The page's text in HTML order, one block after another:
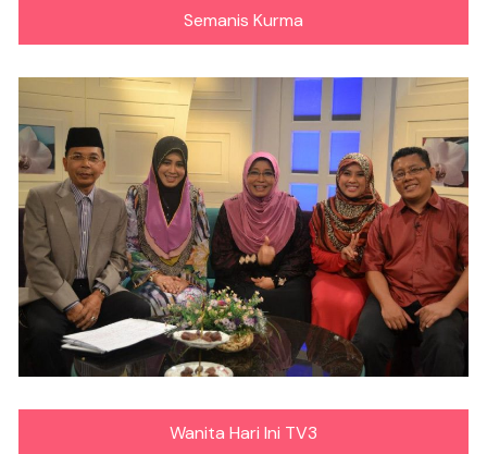
Semanis Kurma
Wanita Hari Ini TV3